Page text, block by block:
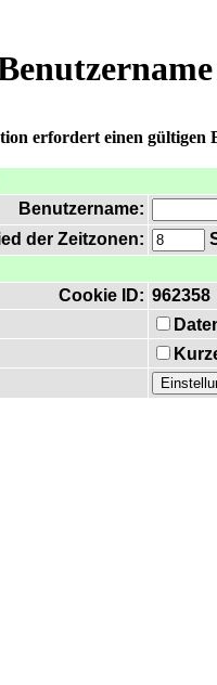
erfordert einen gültigen
Benutzername:
der Zeitzonen:
Cookie ID: 962358